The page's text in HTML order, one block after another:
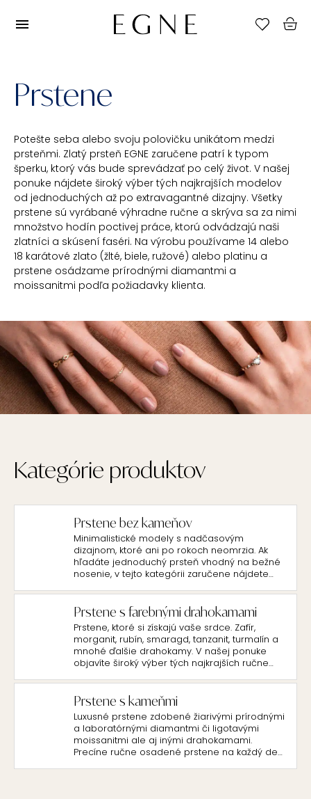
Prstene
Potešte seba alebo svoju polovičku unikátom medzi
prsteňmi. Zlatý prsteň EGNE zaručene patrí k typom
šperku, ktorý vás bude sprevádzať po celý život. V našej
ponuke nájdete široký výber tých najkrajších modelov
od jednoduchých až po extravagantné dizajny. Všetky
prstene sú vyrábané výhradne ručne a skrýva sa za nimi
množstvo hodín poctivej práce, ktorú odvádzajú naši
zlatníci a skúsení faséri. Na výrobu používame 14 alebo
18 karátové zlato (žlté, biele, ružové) alebo platinu a
prstene osádzame prírodnými diamantmi a
moissanitmi podľa požiadavky klienta.
Kategórie produktov
Prstene bez kameňov
Minimalistické modely s nadčasovým
dizajnom, ktoré ani po rokoch neomrzia. Ak
hľadáte jednoduchý prsteň vhodný na bežné
nosenie, v tejto kategórii zaručene nájdete
chýbať v dámskej šperkovnici.
Prstene s farebnými drahokamami
Prstene, ktoré si získajú vaše srdce. Zafír,
morganit, rubín, smaragd, tanzanit, turmalín a
mnohé ďalšie drahokamy. V našej ponuke
objavíte široký výber tých najkrajších ručne
Prstene s kameňmi
Luxusné prstene zdobené žiarivými prírodnými
a laboratórnými diamantmi či ligotavými
moissanitmi ale aj inými drahokamami.
Precíne ručne osadené prstene na každý deň